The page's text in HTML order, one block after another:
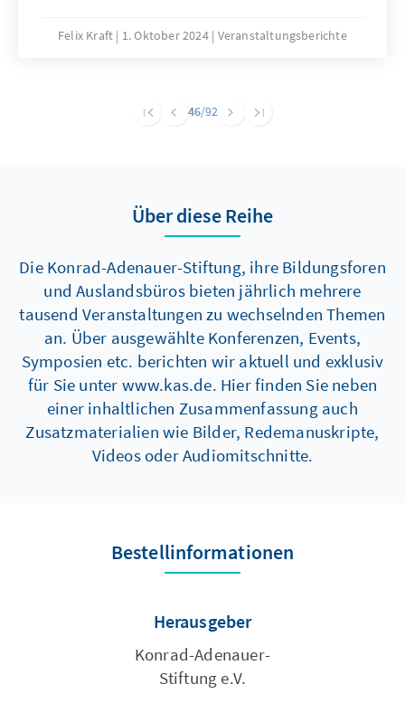
im Gespräch mit Sebastian Enskat.
Felix Kraft 1. Oktober 2024 Veranstaltungsberichte
46/92
Über diese Reihe
Die Konrad-Adenauer-Stiftung, ihre Bildungsforen
und Auslandsbüros bieten jährlich mehrere
tausend Veranstaltungen zu wechselnden Themen
an. Über ausgewählte Konferenzen, Events,
Symposien etc. berichten wir aktuell und exklusiv
für Sie unter www.kas.de. Hier finden Sie neben
einer inhaltlichen Zusammenfassung auch
Zusatzmaterialien wie Bilder, Redemanuskripte,
Videos oder Audiomitschnitte.
Bestellinformationen
Herausgeber
Konrad-Adenauer-
Stiftung e.V.